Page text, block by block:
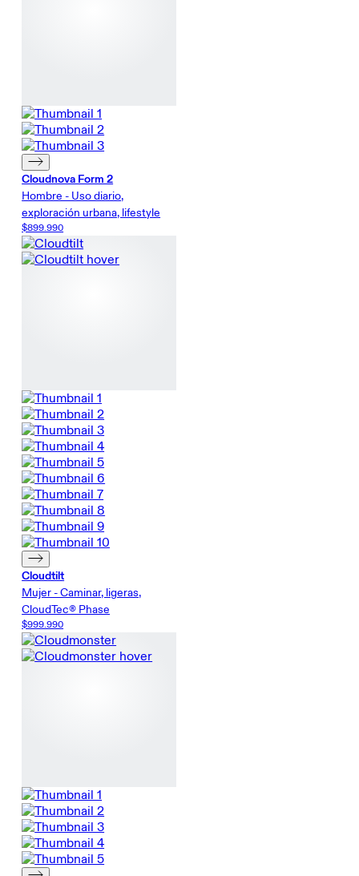
Cloudnova Form 2
Hombre - Uso diario,
exploración urbana, lifestyle
$899.990
Cloudtilt
Mujer - Caminar, ligeras,
CloudTec® Phase
$999.990